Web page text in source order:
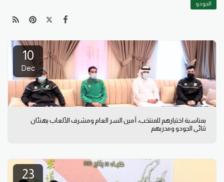
الجودو
10
Dec
بمناسبة اختيارهم للمنتخب، أمين السر العام ومشرف الألعاب يهنئان
ثنائي الجودو ومدربهم
23